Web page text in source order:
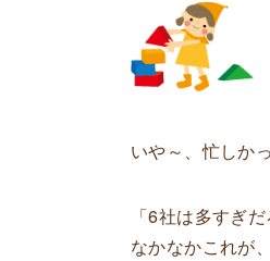
いや～、忙しか
「6社は多すぎ
なかなかこれが